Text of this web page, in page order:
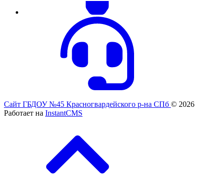
Сайт ГБДОУ №45 Красногвардейского р-на СПб © 2026
Работает на InstantCMS